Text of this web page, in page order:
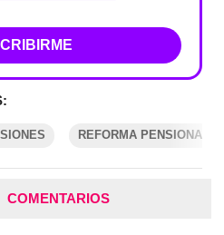
REFORMA PENSIONAL
COMENTARIOS